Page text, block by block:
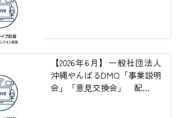
【2026年6月】一般社団法人
沖縄やんばるDMO「事業説明
会」「意見交換会」 配…